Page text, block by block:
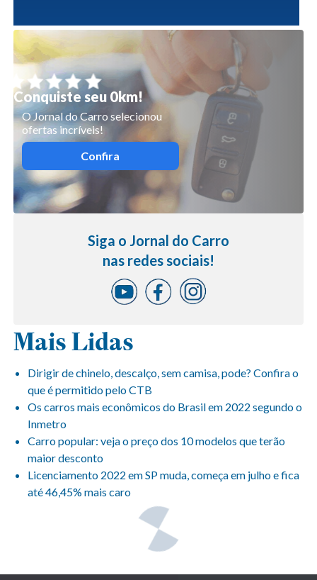
Conquiste seu 0km!
O Jornal do Carro selecionou
ofertas incríveis!
Confira
Siga o Jornal do Carro
nas redes sociais!
Mais Lidas
Dirigir de chinelo, descalço, sem camisa, pode? Confira o
que é permitido pelo CTB
Os carros mais econômicos do Brasil em 2022 segundo o
Inmetro
Carro popular: veja o preço dos 10 modelos que terão
maior desconto
Licenciamento 2022 em SP muda, começa em julho e fica
até 46,45% mais caro